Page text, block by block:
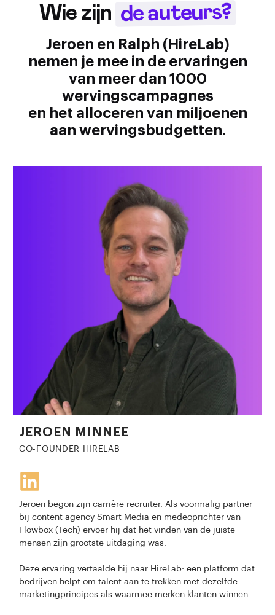
Wie zijn de auteurs?
Jeroen en Ralph (HireLab)
nemen je mee in de ervaringen
van meer dan 1000
wervingscampagnes
en het alloceren van miljoenen
aan wervingsbudgetten.
JEROEN MINNEE
CO-FOUNDER HIRELAB
Jeroen begon zijn carrière recruiter. Als voormalig partner
bij content agency Smart Media en medeoprichter van
Flowbox (Tech) ervoer hij dat het vinden van de juiste
mensen zijn grootste uitdaging was.
Deze ervaring vertaalde hij naar HireLab: een platform dat
bedrijven helpt om talent aan te trekken met dezelfde
marketingprincipes als waarmee merken klanten winnen.